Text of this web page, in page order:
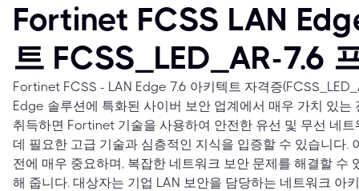
Fortinet FCSS LAN
트 FCSS_LED_AR-7.6
Fortinet FCSS - LAN Edge 7.6 아키텍트 자격증
Edge 솔루션에 특화된 사이버 보안 업계에서 매우 가치 있는
취득하면 Fortinet 기술을 사용하여 안전한 유선 및 무선 네
데 필요한 고급 기술과 심층적인 지식을 입증할 수 있습니다.
전에 매우 중요하며, 복잡한 네트워크 보안 문제를 해결할 수
해 줍니다. 대상자는 기업 LAN 보안을 담당하는 네트워크 아